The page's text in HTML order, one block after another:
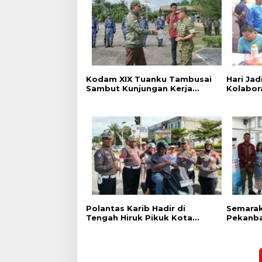
Kodam XIX Tuanku Tambusai
Sambut Kunjungan Kerja
898/Pancalang Cakti
‎Hari
Polantas Karib Hadir di
Tengah Hiruk Pikuk Kota